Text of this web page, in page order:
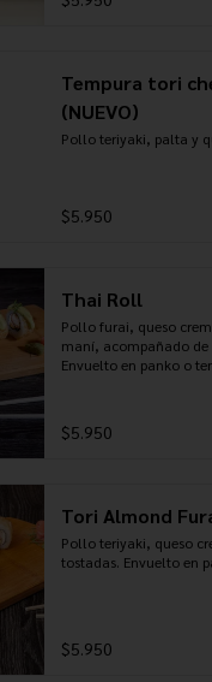
Tempura tori
(NUEVO)
Pollo teriyaki, palta y
$5.950
Thai Roll
Pollo furai, queso
maní, acompañado de
Envuelto en panko o
$5.950
Tori Almond
Pollo teriyaki, queso
tostadas. Envuelto en
$5.950